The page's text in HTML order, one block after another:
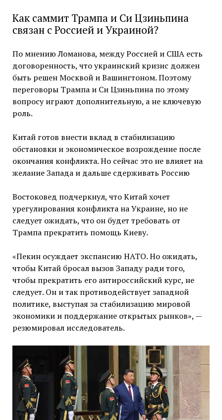
Как саммит Трампа и Си Цзиньпина
связан с Россией и Украиной?
По мнению Ломанова, между Россией и США есть
договоренность, что украинский кризис должен
быть решен Москвой и Вашингтоном. Поэтому
переговоры Трампа и Си Цзиньпина по этому
вопросу играют дополнительную, а не ключевую
роль.
Китай готов внести вклад в стабилизацию
обстановки и экономическое возрождение после
окончания конфликта. Но сейчас это не влияет на
желание Запада и дальше сдерживать Россию
Востоковед подчеркнул, что Китай хочет
урегулирования конфликта на Украине, но не
следует ожидать, что он будет требовать от
Трампа прекратить помощь Киеву.
«Пекин осуждает экспансию НАТО. Но ожидать,
чтобы Китай бросал вызов Западу ради того,
чтобы прекратить его антироссийский курс, не
следует. Он и так противодействует западной
политике, выступая за стабилизацию мировой
экономики и поддержание открытых рынков», —
резюмировал исследователь.